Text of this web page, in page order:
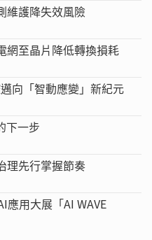
護降失效風險
至晶片降低轉換損耗
向「智動應變」新紀元
下一步
理先行掌握節奏
應用大展「AI WAVE